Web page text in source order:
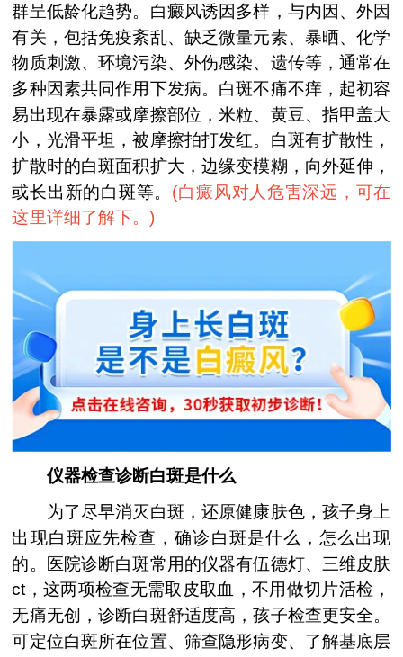
群呈低龄化趋势。白癜风诱因多样，与内因、外因
有关，包括免疫紊乱、缺乏微量元素、暴晒、化学
物质刺激、环境污染、外伤感染、遗传等，通常在
多种因素共同作用下发病。白斑不痛不痒，起初容
易出现在暴露或摩擦部位，米粒、黄豆、指甲盖大
小，光滑平坦，被摩擦拍打发红。白斑有扩散性，
扩散时的白斑面积扩大，边缘变模糊，向外延伸，
或长出新的白斑等。 (白癜风对人危害深远，可在
这里详细了解下。)
仪器检查诊断白斑是什么
为了尽早消灭白斑，还原健康肤色，孩子身上
出现白斑应先检查，确诊白斑是什么，怎么出现
的。医院诊断白斑常用的仪器有伍德灯、三维皮肤
ct，这两项检查无需取皮取血，不用做切片活检，
无痛无创，诊断白斑舒适度高，孩子检查更安全。
可定位白斑所在位置、筛查隐形病变、了解基底层